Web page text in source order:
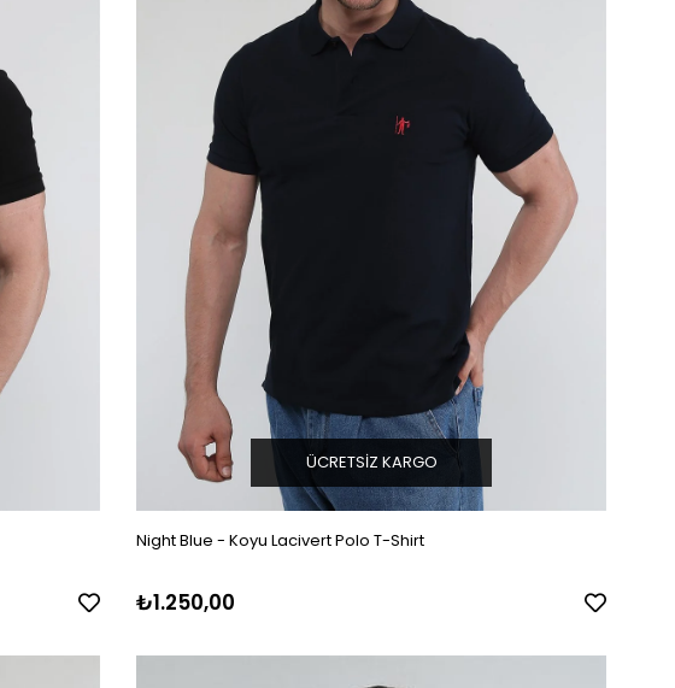
Night Blue - Koyu Lacivert Polo T-Shirt
₺1.250,00
ÜCRETSIZ KARGO